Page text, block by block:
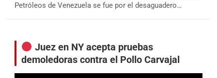
Petróleos de Venezuela se fue por el desaguadero…
Juez en NY acepta pruebas
demoledoras contra el Pollo Carvajal